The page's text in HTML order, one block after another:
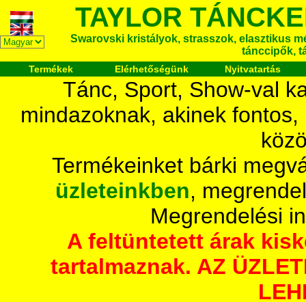
TAYLOR
Swarovski kristályok, strasszok, elasztikus
tánccipők,
Termékek Elérhetőségünk Nyitvatartás
Tánc, Sport, Show-val
mindazoknak, akinek
Termékeinket bárki
üzleteinkben,
Megrendelési
A feltüntetett árak
tartalmaznak. AZ